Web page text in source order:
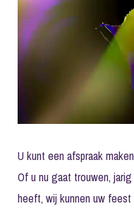
U kunt een afspraak
Of u nu gaat trouwen,
heeft, wij kunnen uw